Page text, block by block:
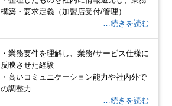
構築・要求定義（加盟店受付/管理）
…続きを読む
・業務要件を理解し、業務/サービス仕様に
反映させた経験
・高いコミュニケーション能力や社内外で
の調整力
…続きを読む